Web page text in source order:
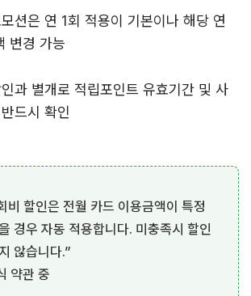
션은 연 1회 적용이 기본이나 해당 연
변경 가능
과 별개로 적립포인트 유효기간 및 사
드시 확인
비 할인은 전월 카드 이용금액이 특정
경우 자동 적용합니다. 미충족시 할인
않습니다.”
약관 중